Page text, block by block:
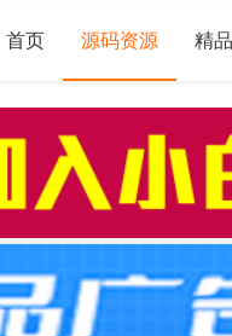
首页 源码资源 精